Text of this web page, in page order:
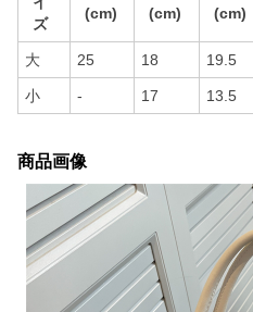
ズ
(cm)
(cm)
(cm)
大 25 18 19.5
小 - 17 13.5
商品画像